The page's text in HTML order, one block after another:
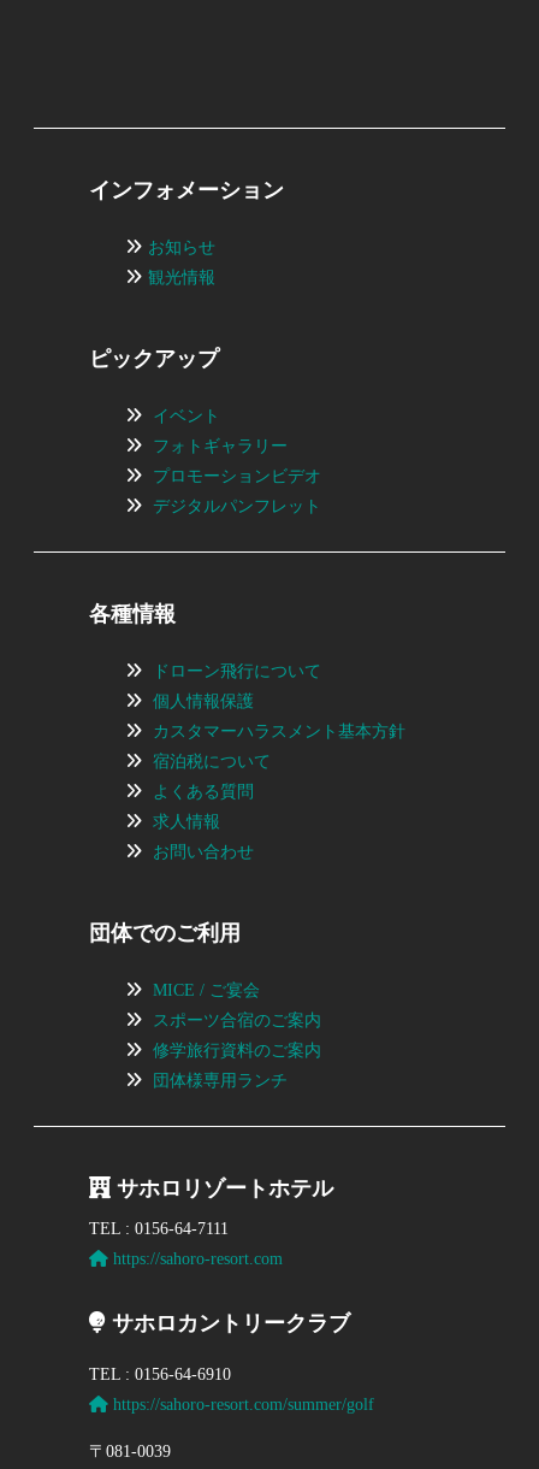
インフォメーション
お知らせ
観光情報
ピックアップ
イベント
フォトギャラリー
プロモーションビデオ
デジタルパンフレット
各種情報
ドローン飛行について
個人情報保護
カスタマーハラスメント基本方針
宿泊税について
よくある質問
求人情報
お問い合わせ
団体でのご利用
MICE / ご宴会
スポーツ合宿のご案内
修学旅行資料のご案内
団体様専用ランチ
サホロリゾートホテル
TEL : 0156-64-7111
https://sahoro-resort.com
サホロカントリークラブ
TEL : 0156-64-6910
https://sahoro-resort.com/summer/golf
〒081-0039